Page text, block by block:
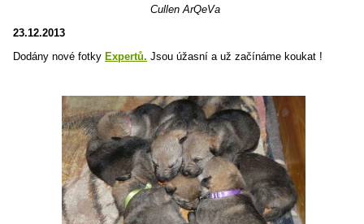
Cullen ArQeVa
23.12.2013
Dodány nové fotky Expertů. Jsou úžasní a už začínáme koukat !